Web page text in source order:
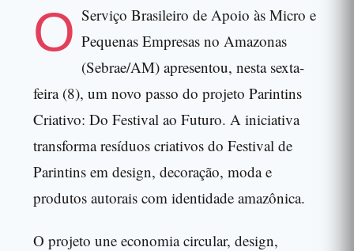
O Serviço Brasileiro de Apoio às Micro e
Pequenas Empresas no Amazonas
(Sebrae/AM) apresentou, nesta sexta-
feira (8), um novo passo do projeto Parintins
Criativo: Do Festival ao Futuro. A iniciativa
transforma resíduos criativos do Festival de
Parintins em design, decoração, moda e
produtos autorais com identidade amazônica.
O projeto une economia circular, design,